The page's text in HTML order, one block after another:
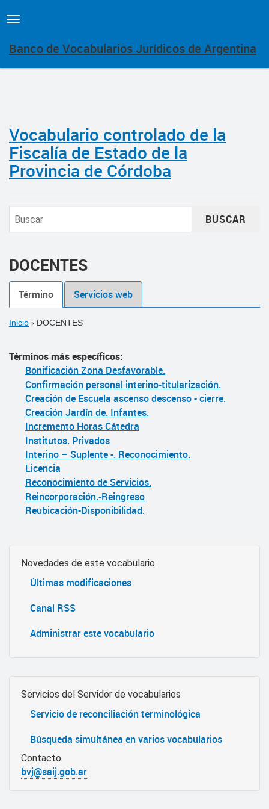
Toggle
Banco de Vocabularios Jurídicos de Argentina
Vocabulario controlado de la
Fiscalía de Estado de la
Provincia de Córdoba
BUSCAR
DOCENTES
Término Servicios web
Inicio › DOCENTES
Términos más específicos:
Bonificación Zona Desfavorable.
Confirmación personal interino-titularización.
Creación de Escuela ascenso descenso - cierre.
Creación Jardín de. Infantes.
Incremento Horas Cátedra
Institutos. Privados
Interino – Suplente -. Reconocimiento.
Licencia
Reconocimiento de Servicios.
Reincorporación.-Reingreso
Reubicación-Disponibilidad.
Novedades de este vocabulario
Últimas modificaciones
Canal RSS
Administrar este vocabulario
Servicios del Servidor de vocabularios
Servicio de reconciliación terminológica
Búsqueda simultánea en varios vocabularios
Contacto
bvj@saij.gob.ar